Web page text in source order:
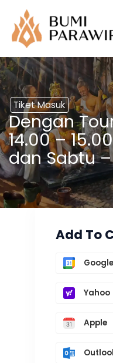
konten
Tiket Masuk
Dengan
14.00 –
dan Sabtu
Add To
Google
Yahoo
Apple